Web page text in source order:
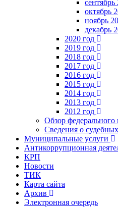
сентябрь
октябрь
ноябрь
декабрь
2020 год
2019 год
2018 год
2017 год
2016 год
2015 год
2014 год
2013 год
2012 год
Обзор федерального
Сведения о
Муниципальные услуги
Антикоррупционная
КРП
Новости
ТИК
Карта сайта
Архив
Электронная очередь